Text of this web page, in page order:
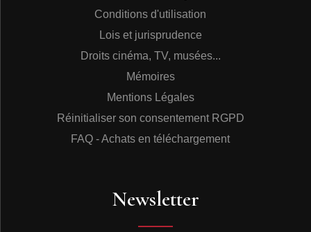
Conditions d'utilisation
Lois et jurisprudence
Droits cinéma, TV, musées...
Mémoires
Mentions Légales
Réinitialiser son consentement RGPD
FAQ - Achats en téléchargement
Newsletter